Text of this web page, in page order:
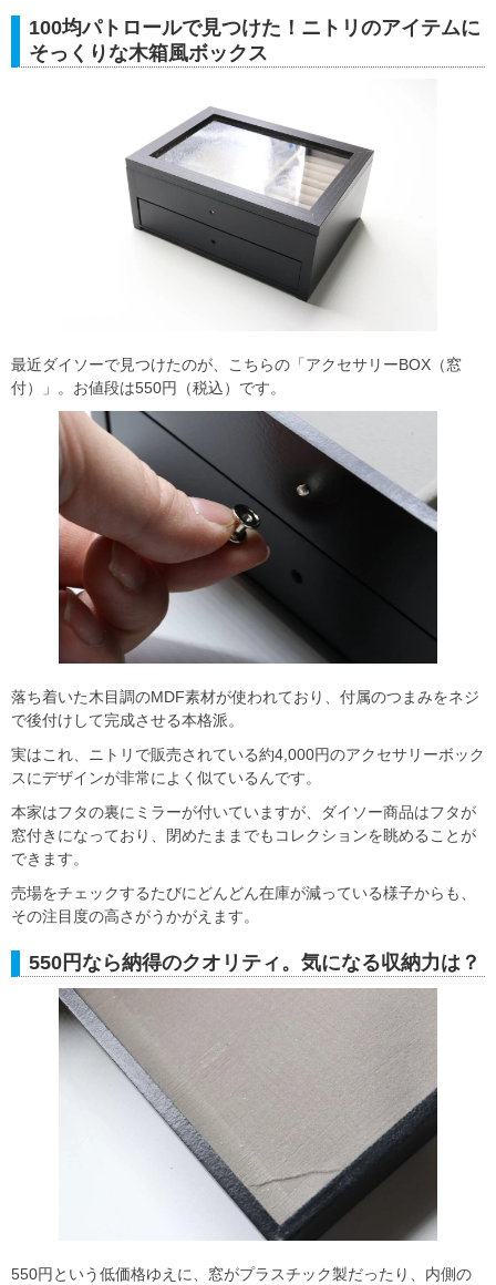
100均パトロールで見つけた！ニトリのアイテムに
そっくりな木箱風ボックス
最近ダイソーで見つけたのが、こちらの「アクセサリーBOX（窓
付）」。お値段は550円（税込）です。
落ち着いた木目調のMDF素材が使われており、付属のつまみをネジ
で後付けして完成させる本格派。
実はこれ、ニトリで販売されている約4,000円のアクセサリーボック
スにデザインが非常によく似ているんです。
本家はフタの裏にミラーが付いていますが、ダイソー商品はフタが
窓付きになっており、閉めたままでもコレクションを眺めることが
できます。
売場をチェックするたびにどんどん在庫が減っている様子からも、
その注目度の高さがうかがえます。
550円なら納得のクオリティ。気になる収納力は？
550円という低価格ゆえに、窓がプラスチック製だったり、内側の